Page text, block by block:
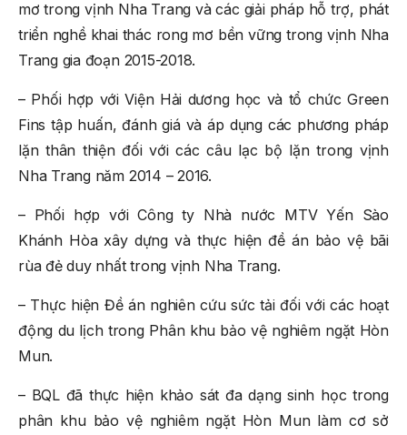
mơ trong vịnh Nha Trang và các giải pháp hỗ trợ, phát
triển nghề khai thác rong mơ bền vững trong vịnh Nha
Trang gia đoạn 2015-2018.
– Phối hợp với Viện Hải dương học và tổ chức Green
Fins tập huấn, đánh giá và áp dụng các phương pháp
lặn thân thiện đối với các câu lạc bộ lặn trong vịnh
Nha Trang năm 2014 – 2016.
– Phối hợp với Công ty Nhà nước MTV Yến Sào
Khánh Hòa xây dựng và thực hiện đề án bảo vệ bãi
rùa đẻ duy nhất trong vịnh Nha Trang.
– Thực hiện Đề án nghiên cứu sức tải đối với các hoạt
động du lịch trong Phân khu bảo vệ nghiêm ngặt Hòn
Mun.
– BQL đã thực hiện khảo sát đa dạng sinh học trong
phân khu bảo vệ nghiêm ngặt Hòn Mun làm cơ sở